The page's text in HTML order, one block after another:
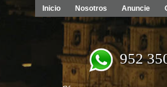
Inicio Nosotros Anuncie
952